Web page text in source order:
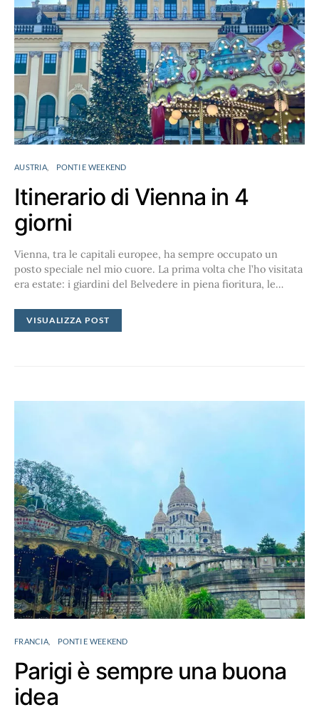
AUSTRIA PONTI E WEEKEND
Itinerario di Vienna in 4
giorni
Vienna, tra le capitali europee, ha sempre occupato un
posto speciale nel mio cuore. La prima volta che l’ho visitata
era estate: i giardini del Belvedere in piena fioritura, le…
VISUALIZZA POST
FRANCIA PONTI E WEEKEND
Parigi è sempre una buona
idea